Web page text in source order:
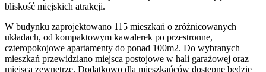
bliskość miejskich atrakcji.
W budynku zaprojektowano 115 mieszkań o zróżnicowanych
układach, od kompaktowym kawalerek po przestronne,
czteropokojowe apartamenty do ponad 100m2. Do wybranych
mieszkań przewidziano miejsca postojowe w hali garażowej oraz
miejsca zewnętrze. Dodatkowo dla mieszkańców dostępne będzie